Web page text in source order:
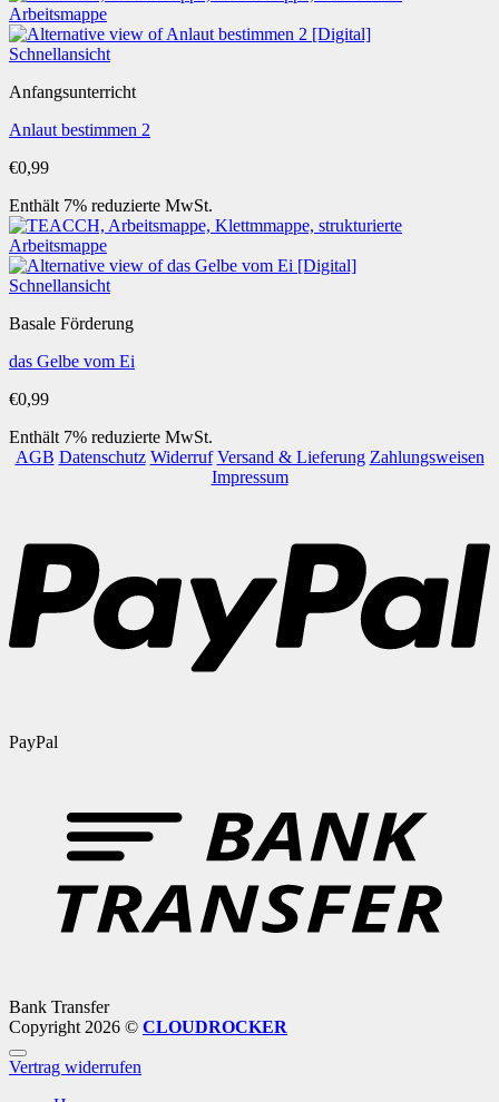
Schnellansicht
Anfangsunterricht
Anlaut bestimmen 2
€0,99
Enthält 7% reduzierte MwSt.
Schnellansicht
Basale Förderung
das Gelbe vom Ei
€0,99
Enthält 7% reduzierte MwSt.
AGB Datenschutz Widerruf Versand & Lieferung Zahlungsweisen
Impressum
PayPal
Bank Transfer
Copyright 2026 © CLOUDROCKER
Vertrag widerrufen